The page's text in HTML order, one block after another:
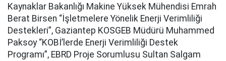
Kaynaklar Bakanlığı Makine Yüksek Mühendisi Emrah
Berat Birsen “İşletmelere Yönelik Enerji Verimliliği
Destekleri”, Gaziantep KOSGEB Müdürü Muhammed
Paksoy “KOBİ’lerde Enerji Verimliliği Destek
Programı”, EBRD Proje Sorumlusu Sultan Salgam